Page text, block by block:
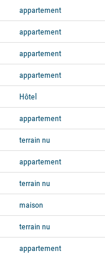
appartement
appartement
appartement
appartement
Hôtel
appartement
terrain nu
appartement
terrain nu
maison
terrain nu
appartement